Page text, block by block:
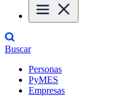
Buscar
Personas
PyMES
Empresas